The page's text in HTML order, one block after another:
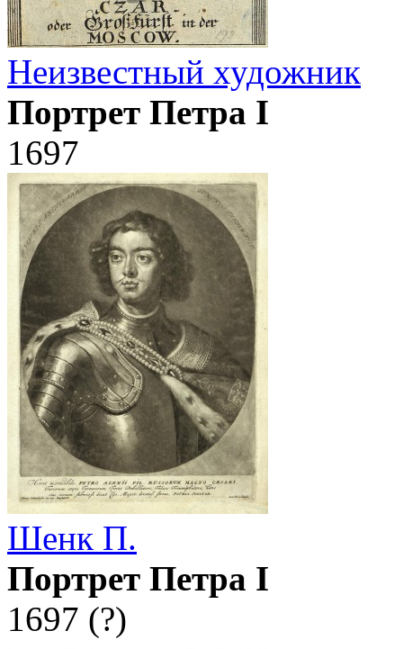
Неизвестный художник
Портрет Петра I
1697
Шенк П.
Портрет Петра I
1697 (?)